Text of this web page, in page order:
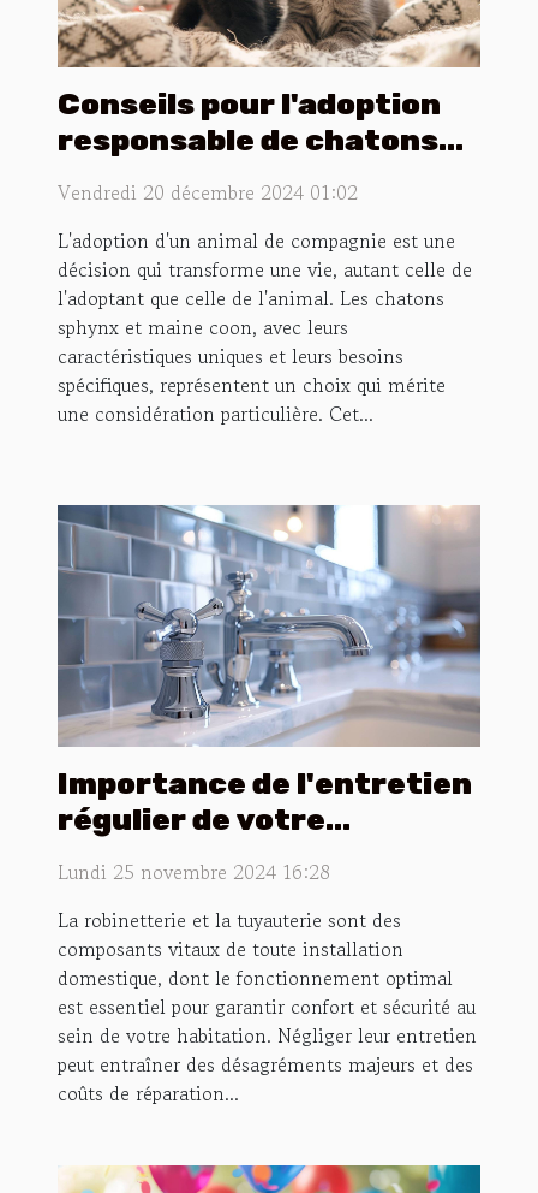
Conseils pour l'adoption
responsable de chatons
sphynx et maine coon
Vendredi 20 décembre 2024 01:02
L'adoption d'un animal de compagnie est une
décision qui transforme une vie, autant celle de
l'adoptant que celle de l'animal. Les chatons
sphynx et maine coon, avec leurs
caractéristiques uniques et leurs besoins
spécifiques, représentent un choix qui mérite
une considération particulière. Cet...
Importance de l'entretien
régulier de votre
robinetterie et
Lundi 25 novembre 2024 16:28
La robinetterie et la tuyauterie sont des
composants vitaux de toute installation
domestique, dont le fonctionnement optimal
est essentiel pour garantir confort et sécurité au
sein de votre habitation. Négliger leur entretien
peut entraîner des désagréments majeurs et des
coûts de réparation...